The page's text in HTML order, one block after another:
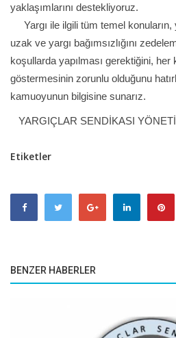
yaklaşımlarını destekliyoruz.
Yargı ile ilgili tüm temel
uzak ve yargı bağımsızlığını
koşullarda yapılması gerektiğini,
göstermesinin zorunlu olduğunu
kamuoyunun bilgisine sunarız.
YARGIÇLAR SENDİKASI
Etiketler
BENZER HABERLER